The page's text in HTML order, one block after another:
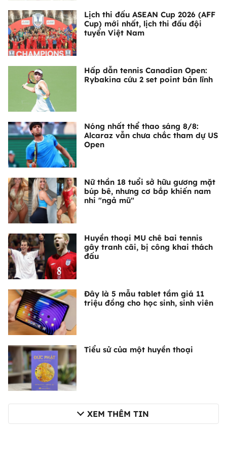
Lịch thi đấu ASEAN Cup 2026 (AFF
Cup) mới nhất, lịch thi đấu đội
tuyển Việt Nam
Hấp dẫn tennis Canadian Open:
Rybakina cứu 2 set point bản lĩnh
Nóng nhất thể thao sáng 8/8:
Alcaraz vẫn chưa chắc tham dự US
Open
Nữ thần 18 tuổi sở hữu gương mặt
búp bê, nhưng cơ bắp khiến nam
nhi "ngả mũ"
Huyền thoại MU chê bai tennis
gây tranh cãi, bị công khai thách
đấu
Đây là 5 mẫu tablet tầm giá 11
triệu đồng cho học sinh, sinh viên
Tiểu sử của một huyền thoại
XEM THÊM TIN